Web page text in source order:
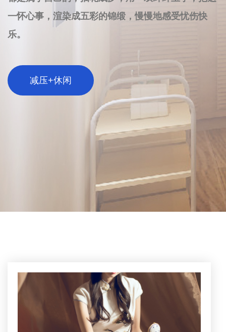
广州花都高端精油spa会
都是属于自己的，抽花成梦，用一双纤纤玉手，把这
一怀心事，渲染成五彩的锦缎，慢慢地感受忧伤快